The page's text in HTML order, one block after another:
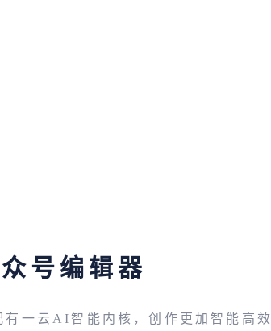
号编辑器
一云AI智能内核，创作更加智能高效